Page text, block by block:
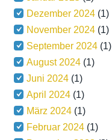
Dezember 2024 (1)
November 2024 (1)
September 2024 (1)
August 2024 (1)
Juni 2024 (1)
April 2024 (1)
März 2024 (1)
Februar 2024 (1)